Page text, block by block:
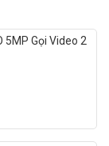
5MP Gọi Video 2